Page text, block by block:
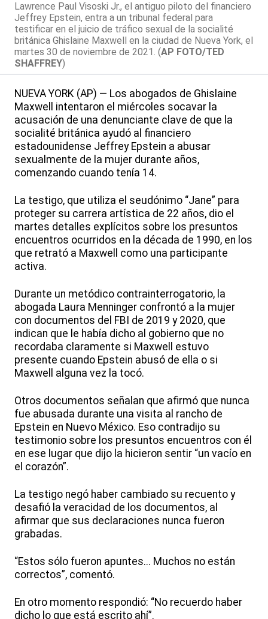
Lawrence Paul Visoski Jr., el antiguo piloto del financiero
Jeffrey Epstein, entra a un tribunal federal para
testificar en el juicio de tráfico sexual de la socialité
británica Ghislaine Maxwell en la ciudad de Nueva York, el
martes 30 de noviembre de 2021. (AP FOTO/TED
SHAFFREY)
NUEVA YORK (AP) — Los abogados de Ghislaine
Maxwell intentaron el miércoles socavar la
acusación de una denunciante clave de que la
socialité británica ayudó al financiero
estadounidense Jeffrey Epstein a abusar
sexualmente de la mujer durante años,
comenzando cuando tenía 14.
La testigo, que utiliza el seudónimo “Jane” para
proteger su carrera artística de 22 años, dio el
martes detalles explícitos sobre los presuntos
encuentros ocurridos en la década de 1990, en los
que retrató a Maxwell como una participante
activa.
Durante un metódico contrainterrogatorio, la
abogada Laura Menninger confrontó a la mujer
con documentos del FBI de 2019 y 2020, que
indican que le había dicho al gobierno que no
recordaba claramente si Maxwell estuvo
presente cuando Epstein abusó de ella o si
Maxwell alguna vez la tocó.
Otros documentos señalan que afirmó que nunca
fue abusada durante una visita al rancho de
Epstein en Nuevo México. Eso contradijo su
testimonio sobre los presuntos encuentros con él
en ese lugar que dijo la hicieron sentir “un vacío en
el corazón”.
La testigo negó haber cambiado su recuento y
desafió la veracidad de los documentos, al
afirmar que sus declaraciones nunca fueron
grabadas.
“Estos sólo fueron apuntes... Muchos no están
correctos”, comentó.
En otro momento respondió: “No recuerdo haber
dicho lo que está escrito ahí”.